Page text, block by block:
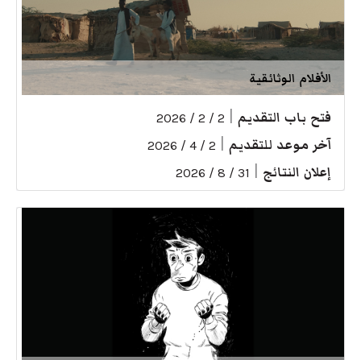
الأفلام الوثائقية
فتح باب التقديم 2 / 2 / 2026
آخر موعد للتقديم 2 / 4 / 2026
إعلان النتائج 31 / 8 / 2026